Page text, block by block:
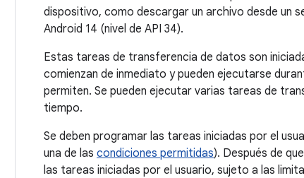
dispositivo, como descargar un archivo desde un
Android 14 (nivel de API 34).
Estas tareas de transferencia de datos son
comienzan de inmediato y pueden ejecutarse
permiten. Se pueden ejecutar varias tareas de
tiempo.
Se deben programar las tareas iniciadas por el
una de las condiciones permitidas). Después de
las tareas iniciadas por el usuario, sujeto a las